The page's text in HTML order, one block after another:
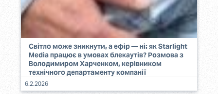
Світло може зникнути, а ефір — ні: як Starlight
Media працює в умовах блекаутів? Розмова з
Володимиром Харченком, керівником
технічного департаменту компанії
6.2.2026